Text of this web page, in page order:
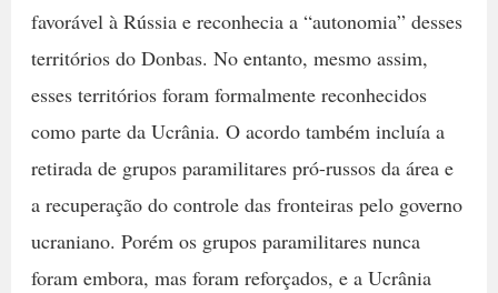
favorável à Rússia e reconhecia a “autonomia” desses
territórios do Donbas. No entanto, mesmo assim,
esses territórios foram formalmente reconhecidos
como parte da Ucrânia. O acordo também incluía a
retirada de grupos paramilitares pró-russos da área e
a recuperação do controle das fronteiras pelo governo
ucraniano. Porém os grupos paramilitares nunca
foram embora, mas foram reforçados, e a Ucrânia